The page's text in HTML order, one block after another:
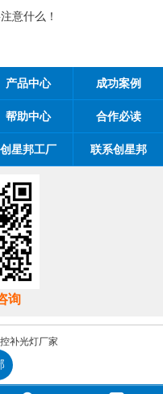
意什么！
产品中心 成功案例
帮助中心 合作必读
创星邦工厂 联系创星邦
询
补光灯厂家